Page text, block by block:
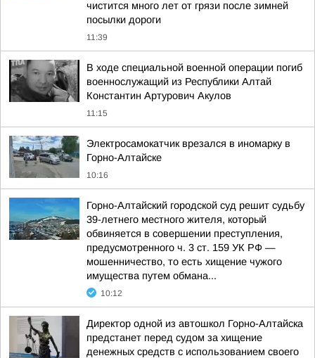
чистится много лет от грязи после зимней
посылки дороги
11:39
В ходе специальной военной операции погиб
военнослужащий из Республики Алтай
Константин Артурович Акулов
11:15
Электросамокатчик врезался в иномарку в
Горно-Алтайске
10:16
Горно-Алтайский городской суд решит судьбу
39-летнего местного жителя, который
обвиняется в совершении преступления,
предусмотренного ч. 3 ст. 159 УК РФ —
мошенничество, то есть хищение чужого
имущества путем обмана...
10:12
Директор одной из автошкол Горно-Алтайска
предстанет перед судом за хищение
денежных средств с использованием своего